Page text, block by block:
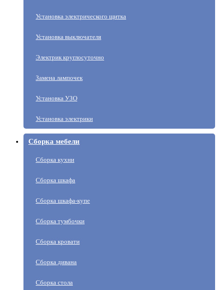
Установка электрического щитка
Установка выключателя
Электрик круглосуточно
Замена лампочек
Установка УЗО
Установка электрики
Сборка мебели
Сборка кухни
Сборка шкафа
Сборка шкафа-купе
Сборка тумбочки
Сборка кровати
Сборка дивана
Сборка стола